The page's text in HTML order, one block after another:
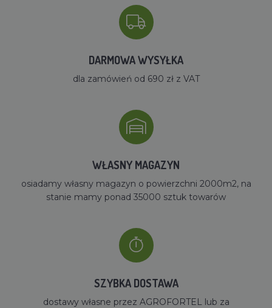
DARMOWA WYSYŁKA
dla zamówień od 690 zł z VAT
WŁASNY MAGAZYN
osiadamy własny magazyn o powierzchni 2000m2, na
stanie mamy ponad 35000 sztuk towarów
SZYBKA DOSTAWA
dostawy własne przez AGROFORTEL lub za